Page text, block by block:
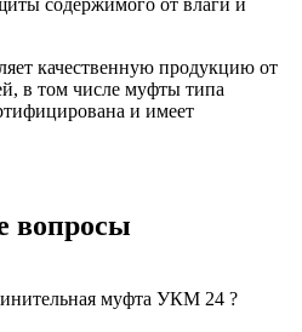
качественную продукцию от
в том числе муфты типа
и имеет
вопросы
муфта УКМ 24 ?